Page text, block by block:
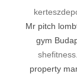
Mr pitch
gym
property